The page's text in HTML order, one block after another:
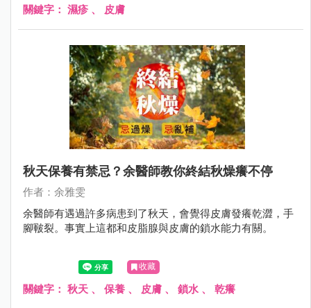
關鍵字： 濕疹 、 皮膚
秋天保養有禁忌？余醫師教你終結秋燥癢不停
作者：余雅雯
余醫師有遇過許多病患到了秋天，會覺得皮膚發癢乾澀，手
腳皸裂。事實上這都和皮脂腺與皮膚的鎖水能力有關。
收藏
關鍵字： 秋天 、 保養 、 皮膚 、 鎖水 、 乾癢